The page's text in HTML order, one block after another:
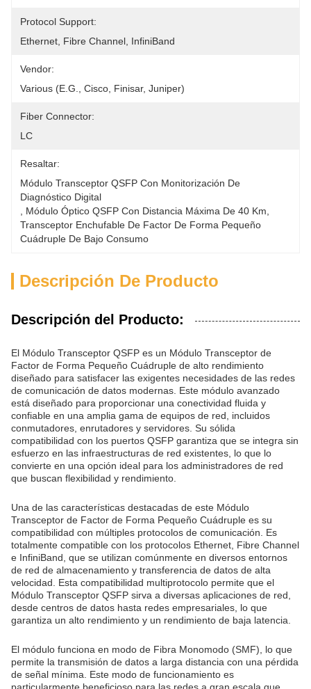
Protocol Support:
Ethernet, Fibre Channel, InfiniBand
Vendor:
Various (e.g., Cisco, Finisar, Juniper)
Fiber Connector:
LC
Resaltar:
Módulo Transceptor QSFP Con Monitorización De
Diagnóstico Digital
Módulo Óptico QSFP Con Distancia Máxima De 40 Km
Transceptor Enchufable De Factor De Forma Pequeño
Cuádruple De Bajo Consumo
Descripción De Producto
Descripción del Producto:
El Módulo Transceptor QSFP es un Módulo Transceptor de
Factor de Forma Pequeño Cuádruple de alto rendimiento
diseñado para satisfacer las exigentes necesidades de las redes
de comunicación de datos modernas. Este módulo avanzado
está diseñado para proporcionar una conectividad fluida y
confiable en una amplia gama de equipos de red, incluidos
conmutadores, enrutadores y servidores. Su sólida
compatibilidad con los puertos QSFP garantiza que se integra sin
esfuerzo en las infraestructuras de red existentes, lo que lo
convierte en una opción ideal para los administradores de red
que buscan flexibilidad y rendimiento.
Una de las características destacadas de este Módulo
Transceptor de Factor de Forma Pequeño Cuádruple es su
compatibilidad con múltiples protocolos de comunicación. Es
totalmente compatible con los protocolos Ethernet, Fibre Channel
e InfiniBand, que se utilizan comúnmente en diversos entornos
de red de almacenamiento y transferencia de datos de alta
velocidad. Esta compatibilidad multiprotocolo permite que el
Módulo Transceptor QSFP sirva a diversas aplicaciones de red,
desde centros de datos hasta redes empresariales, lo que
garantiza un alto rendimiento y un rendimiento de baja latencia.
El módulo funciona en modo de Fibra Monomodo (SMF), lo que
permite la transmisión de datos a larga distancia con una pérdida
de señal mínima. Este modo de funcionamiento es